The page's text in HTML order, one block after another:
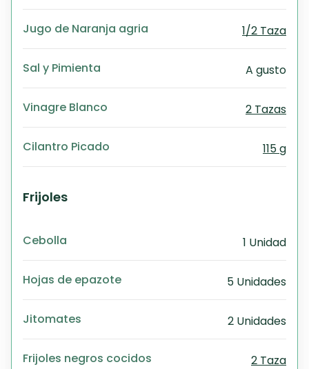
Jugo de Naranja agria 1/2 Taza
Sal y Pimienta A gusto
Vinagre Blanco 2 Tazas
Cilantro Picado 115 g
Frijoles
Cebolla 1 Unidad
Hojas de epazote 5 Unidades
Jitomates 2 Unidades
Frijoles negros cocidos 2 Taza